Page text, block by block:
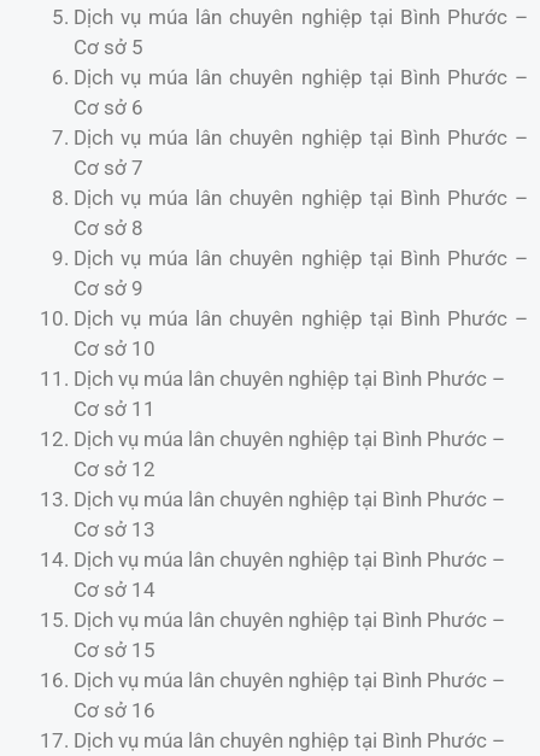
Dịch vụ múa lân chuyên nghiệp tại Bình Phước –
Cơ sở 5
Dịch vụ múa lân chuyên nghiệp tại Bình Phước –
Cơ sở 6
Dịch vụ múa lân chuyên nghiệp tại Bình Phước –
Cơ sở 7
Dịch vụ múa lân chuyên nghiệp tại Bình Phước –
Cơ sở 8
Dịch vụ múa lân chuyên nghiệp tại Bình Phước –
Cơ sở 9
Dịch vụ múa lân chuyên nghiệp tại Bình Phước –
Cơ sở 10
Dịch vụ múa lân chuyên nghiệp tại Bình Phước –
Cơ sở 11
Dịch vụ múa lân chuyên nghiệp tại Bình Phước –
Cơ sở 12
Dịch vụ múa lân chuyên nghiệp tại Bình Phước –
Cơ sở 13
Dịch vụ múa lân chuyên nghiệp tại Bình Phước –
Cơ sở 14
Dịch vụ múa lân chuyên nghiệp tại Bình Phước –
Cơ sở 15
Dịch vụ múa lân chuyên nghiệp tại Bình Phước –
Cơ sở 16
Dịch vụ múa lân chuyên nghiệp tại Bình Phước –